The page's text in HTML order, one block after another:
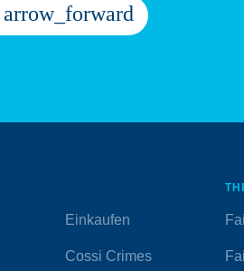
arrow_forward
Einkaufen
Cossi Crimes